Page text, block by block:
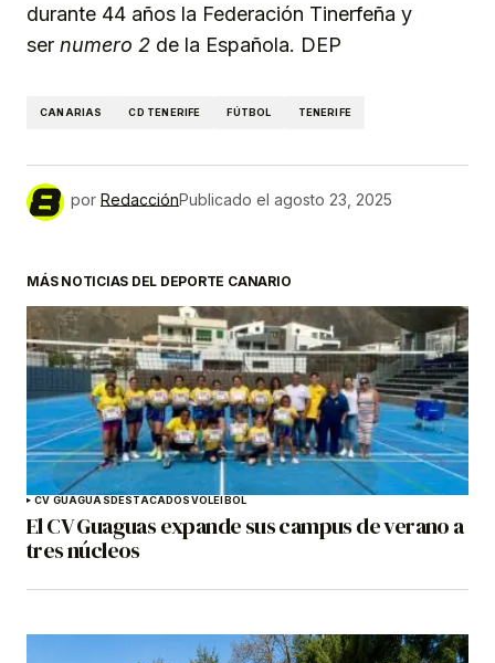
durante 44 años la Federación Tinerfeña y
ser numero 2 de la Española. DEP
CANARIAS CD TENERIFE FÚTBOL TENERIFE
por RedacciónPublicado el agosto 23, 2025
MÁS NOTICIAS DEL DEPORTE CANARIO
CV GUAGUASDESTACADOSVOLEIBOL
El CV Guaguas expande sus campus de verano a
tres núcleos